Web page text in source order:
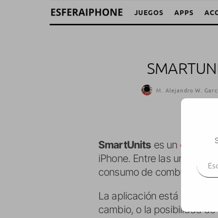
JUEGOS APPS
M. Alejandro W.
SmartUnits es un
iPhone. Entre las
consumo de combustible,
La aplicación está en
cambio, o la posibilidad